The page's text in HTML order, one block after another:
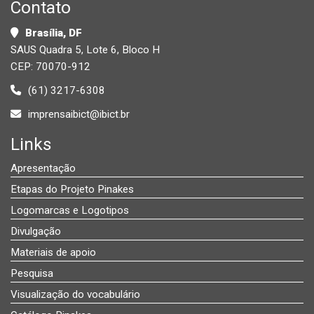
Contato
Brasília, DF
SAUS Quadra 5, Lote 6, Bloco H
CEP: 70070-912
(61) 3217-6308
imprensaibict@ibict.br
Links
Apresentação
Etapas do Projeto Pinakes
Logomarcas e Logotipos
Divulgação
Materiais de apoio
Pesquisa
Visualização do vocabulário